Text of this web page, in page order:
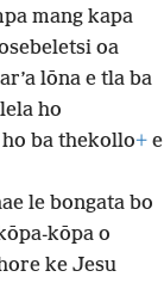
mang kapa
oa
lōna e tla ba
ho
ho ba thekollo+ e
le bongata bo
kōpa o
ke Jesu